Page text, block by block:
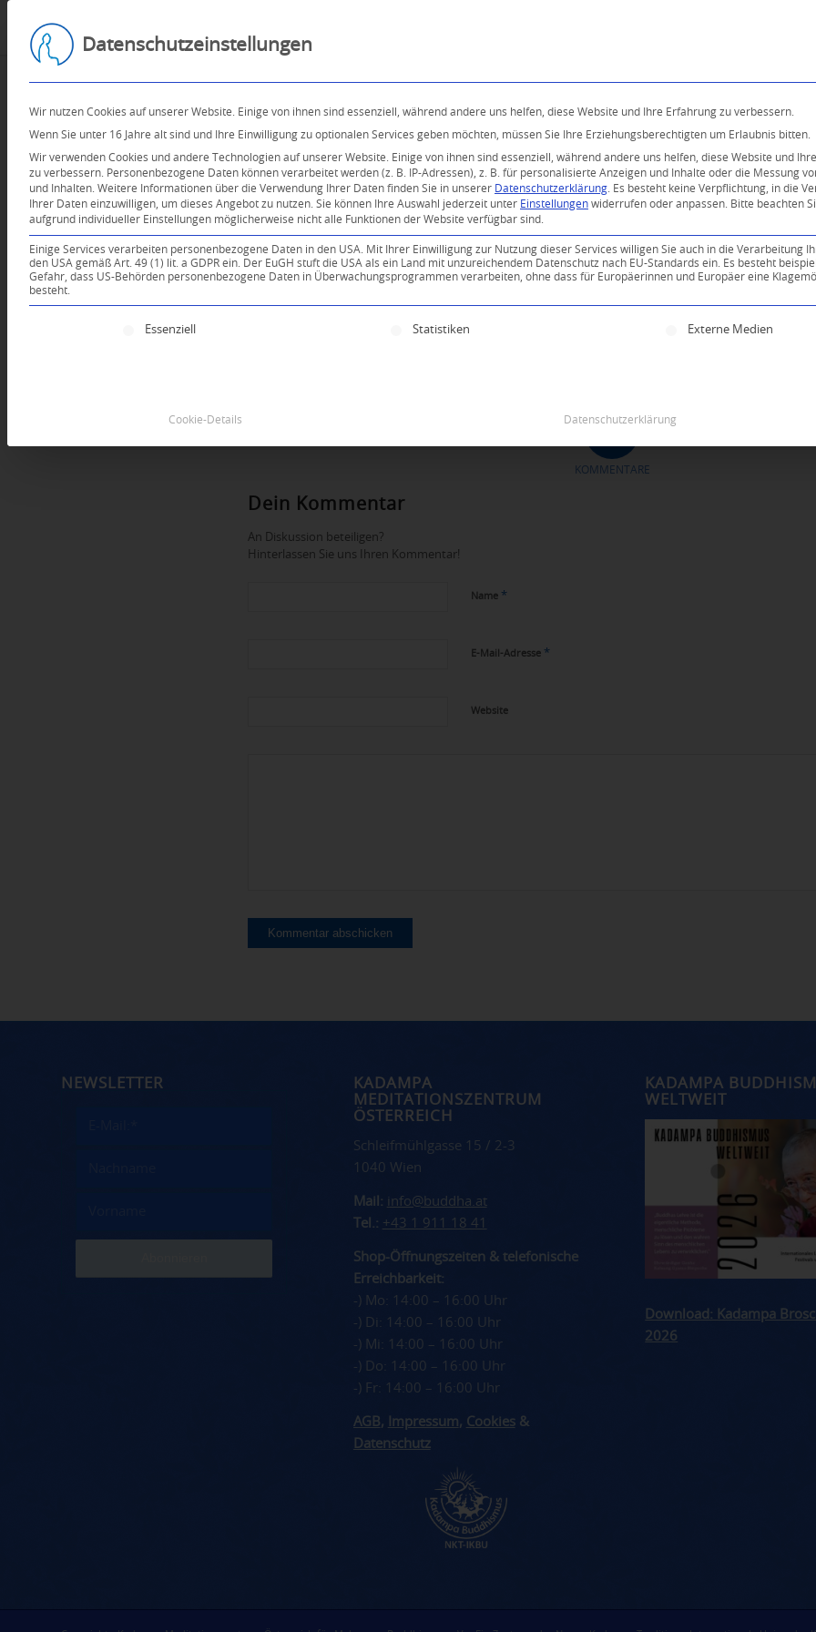
KOMMENTARE
Dein Kommentar
An Diskussion beteiligen?
Hinterlassen Sie uns Ihren Kommentar!
Name *
E-Mail-Adresse *
Website
NEWSLETTER
KADAMPA
MEDITATIONSZENTRUM
ÖSTERREICH
Schleifmühlgasse 15 / 2-3
1040 Wien
Mail: info@buddha.at
Tel.: +43 1 911 18 41
Shop-Öffnungszeiten & telefonische
Erreichbarkeit:
-) Mo: 14:00 – 16:00 Uhr
-) Di: 14:00 – 16:00 Uhr
-) Mi: 14:00 – 16:00 Uhr
-) Do: 14:00 – 16:00 Uhr
-) Fr: 14:00 – 16:00 Uhr
AGB , Impressum, Cookies&
Datenschutz
KADAMPA
WELTWEIT
Download: Kadampa
2026
Datenschutzeinstellungen
Wir nutzen Cookies auf unserer Website. Einige von ihnen sind essenziell, während andere uns helfen, diese Website und Ihre Erfahrung zu verbessern.
Wenn Sie unter 16 Jahre alt sind und Ihre Einwilligung zu optionalen Services geben möchten, müssen Sie Ihre Erziehungsberechtigten um Erlaubnis bitten.
Wir verwenden Cookies und andere Technologien auf unserer Website. Einige von ihnen sind essenziell, während andere uns helfen, diese Website und
zu verbessern.
Personenbezogene Daten können verarbeitet werden (z. B. IP-Adressen), z. B. für personalisierte Anzeigen und Inhalte oder die Messung
und Inhalten. Weitere Informationen über die Verwendung Ihrer Daten finden Sie in unserer Datenschutzerklärung
Es besteht keine Verpflichtung, in die
Ihrer Daten einzuwilligen, um dieses Angebot zu nutzen. Sie können Ihre Auswahl jederzeit unter Einstellungen widerrufen oder anpassen.
Bitte beachten
aufgrund individueller Einstellungen möglicherweise nicht alle Funktionen der Website verfügbar sind.
Einige Services verarbeiten personenbezogene Daten in den USA. Mit Ihrer Einwilligung zur Nutzung dieser Services willigen Sie auch in die Verarbeitung
den USA gemäß Art. 49 (1) lit. a GDPR ein. Der EuGH stuft die USA als ein Land mit unzureichendem Datenschutz nach EU-Standards ein. Es besteht
Gefahr, dass US-Behörden personenbezogene Daten in Überwachungsprogrammen verarbeiten, ohne dass für Europäerinnen und Europäer eine
besteht.
Es folgt eine Liste der Service-Gruppen, für die eine Einwilligung erteilt werden kann. Die erste
Essenziell Statistiken Externe Medien
Cookie-Details Datenschutzerklärung